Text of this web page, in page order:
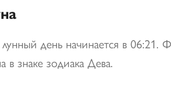
день начинается в 06:21.
в знаке зодиака Дева.